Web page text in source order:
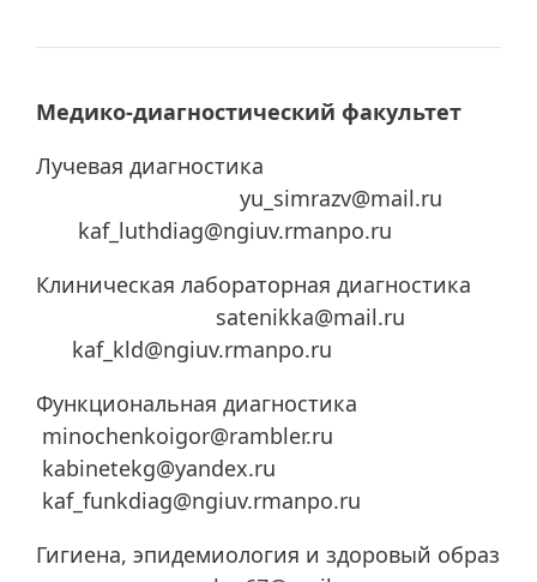
Медико-диагностический факультет
Лучевая диагностика
yu_simrazv@mail.ru
kaf_luthdiag@ngiuv.rmanpo.ru
Клиническая лабораторная диагностика
satenikka@mail.ru
kaf_kld@ngiuv.rmanpo.ru
Функциональная диагностика
minochenkoigor@rambler.ru
kabinetekg@yandex.ru
kaf_funkdiag@ngiuv.rmanpo.ru
Гигиена, эпидемиология и здоровый образ